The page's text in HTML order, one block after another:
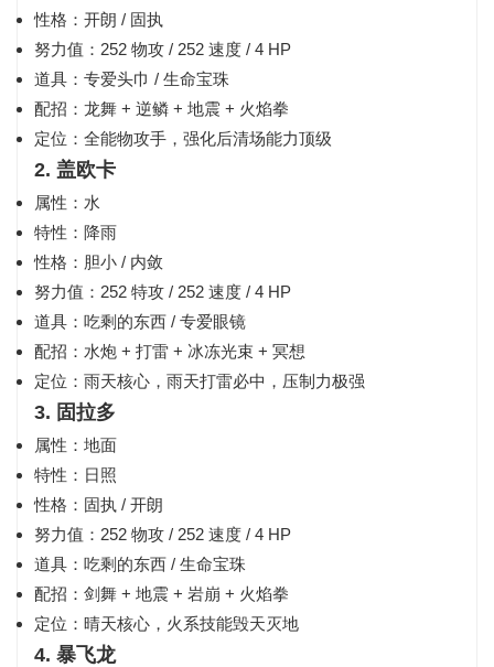
性格：开朗 / 固执
努力值：252 物攻 / 252 速度 / 4 HP
道具：专爱头巾 / 生命宝珠
配招：龙舞 + 逆鳞 + 地震 + 火焰拳
定位：全能物攻手，强化后清场能力顶级
2. 盖欧卡
属性：水
特性：降雨
性格：胆小 / 内敛
努力值：252 特攻 / 252 速度 / 4 HP
道具：吃剩的东西 / 专爱眼镜
配招：水炮 + 打雷 + 冰冻光束 + 冥想
定位：雨天核心，雨天打雷必中，压制力极强
3. 固拉多
属性：地面
特性：日照
性格：固执 / 开朗
努力值：252 物攻 / 252 速度 / 4 HP
道具：吃剩的东西 / 生命宝珠
配招：剑舞 + 地震 + 岩崩 + 火焰拳
定位：晴天核心，火系技能毁天灭地
4. 暴飞龙